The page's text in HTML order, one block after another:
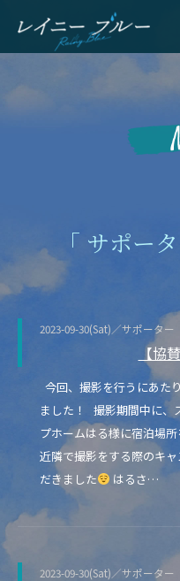
「 サポー
2023-09-30(Sat)／サポーター
【協
今回、撮影を行うにあた
ました！ 撮影期間中に、
プホームはる様に宿泊場
近隣で撮影をする際のキ
だきました
はるさ…
2023-09-30(Sat)／サポーター